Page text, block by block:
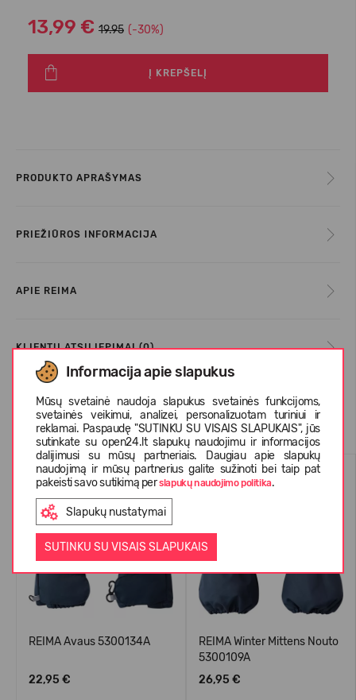
Informacija apie slapukus
Mūsų svetainė naudoja slapukus svetainės funkcijoms,
svetainės veikimui, analizei, personalizuotam turiniui ir
reklamai. Paspaudę "SUTINKU SU VISAIS SLAPUKAIS", jūs
sutinkate su open24.lt slapukų naudojimu ir informacijos
dalijimusi su mūsų partneriais. Daugiau apie slapukų
naudojimą ir mūsų partnerius galite sužinoti bei taip pat
pakeisti savo sutikimą perslapukų naudojimo politika.
Slapukų nustatymai
SUTINKU SU VISAIS SLAPUKAIS
13,99 € 19.95 (-30%)
Į KREPŠELĮ
PRODUKTO APRAŠYMAS
PRIEŽIŪROS INFORMACIJA
APIE REIMA
KLIENTŲ ATSILIEPIMAI (0)
Panašios prekės
WATERPROOF
REIMA Avaus 5300134A
22,95 €
WATERPROOF
REIMA Winter Mittens Nouto
5300109A
26,95 €